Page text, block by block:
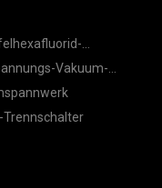
Vakuum-
für den
Trennschalter